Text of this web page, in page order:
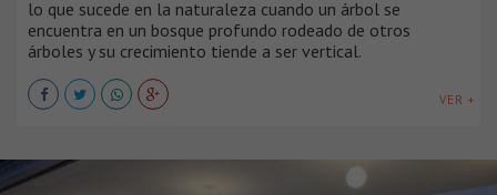
lo que sucede en la naturaleza cuando un árbol se
encuentra en un bosque profundo rodeado de otros
árboles y su crecimiento tiende a ser vertical.
VER +